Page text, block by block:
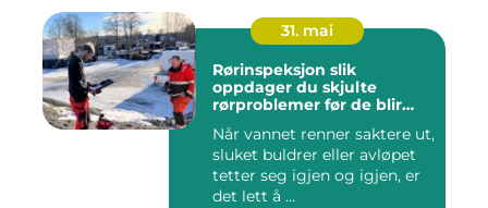
31. mai
Rørinspeksjon slik
oppdager du skjulte
rørproblemer før de blir
Når vannet renner saktere ut,
sluket buldrer eller avløpet
tetter seg igjen og igjen, er
det lett å ...